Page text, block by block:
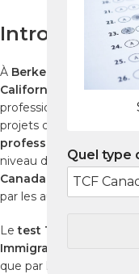
Quel type
Introduction
À Berkeley , ville
Californie
, de
professionnels
projets d’
professionnelle
.
niveau de français est
Canada est aujourd’hui
par les autorités
Letest TCF Canada
Immigration, Réfugiés
que par le
Ministère